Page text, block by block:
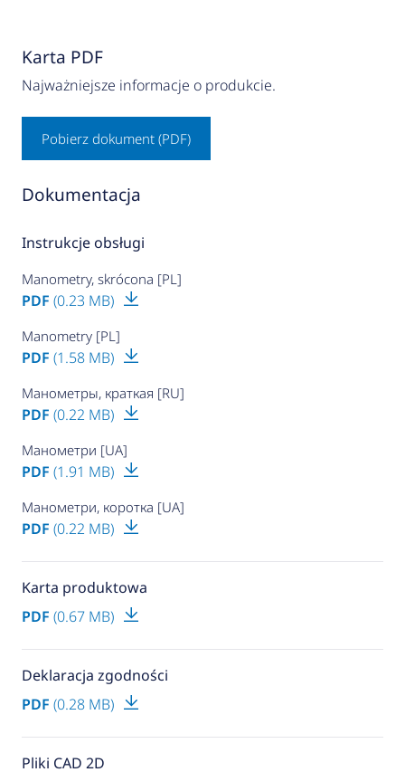
Karta PDF
Najważniejsze informacje o produkcie.
Pobierz dokument (PDF)
Dokumentacja
Instrukcje obsługi
Manometry, skrócona [PL]
PDF (0.23 MB)
Manometry [PL]
PDF (1.58 MB)
Манометры, краткая [RU]
PDF (0.22 MB)
Манометри [UA]
PDF (1.91 MB)
Манометри, коротка [UA]
PDF (0.22 MB)
Karta produktowa
PDF (0.67 MB)
Deklaracja zgodności
PDF (0.28 MB)
Pliki CAD 2D